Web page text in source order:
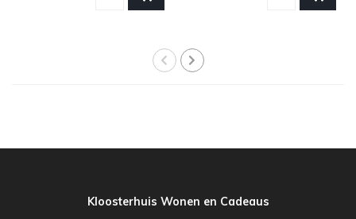
Kloosterhuis Wonen en Cadeaus